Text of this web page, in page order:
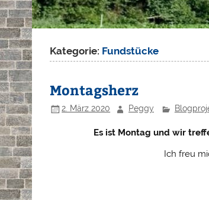
Kategorie: Fundstücke
Montagsherz
2. März 2020 Peggy
Es ist Montag und wir
Ich freu